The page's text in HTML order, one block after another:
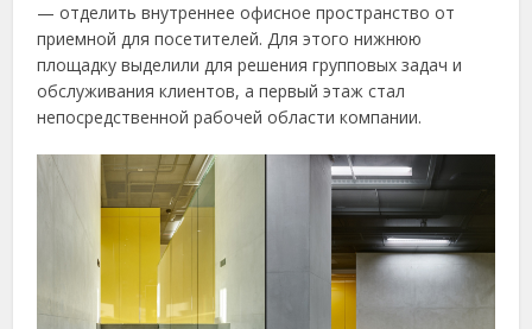
— отделить внутреннее офисное пространство от
приемной для посетителей. Для этого нижнюю
площадку выделили для решения групповых задач и
обслуживания клиентов, а первый этаж стал
непосредственной рабочей области компании.